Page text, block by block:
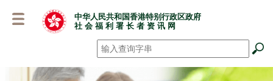
中华人民共和国香港特别行政区政府
社 会 福 利 署 长 者 资 讯 网
搜寻 *